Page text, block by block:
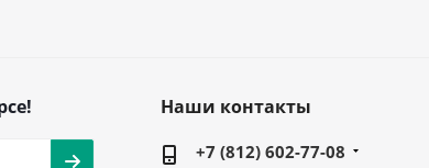
Наши контакты
+7 (812) 602-77-08